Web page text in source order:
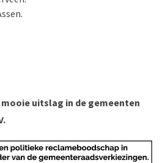
uitslag in de gemeenten